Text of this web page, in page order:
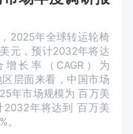
2025年全球转运轮椅
元，预计2032年将达
长率（CAGR）为
层面来看，中国市场
年市场规模为 百万美
2032年将达到 百万美
。